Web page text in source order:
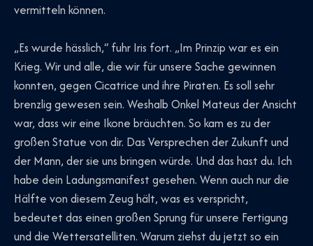
vermitteln können.
„Es wurde hässlich,“ fuhr Iris fort. „Im Prinzip war es ein
Krieg. Wir und alle, die wir für unsere Sache gewinnen
konnten, gegen Cicatrice und ihre Piraten. Es soll sehr
brenzlig gewesen sein. Weshalb Onkel Mateus der Ansicht
war, dass wir eine Ikone bräuchten. So kam es zu der
großen Statue von dir. Das Versprechen der Zukunft und
der Mann, der sie uns bringen würde. Und das hast du. Ich
habe dein Ladungsmanifest gesehen. Wenn auch nur die
Hälfte von diesem Zeug hält, was es verspricht,
bedeutet das einen großen Sprung für unsere Fertigung
und die Wettersatelliten. Warum ziehst du jetzt so ein